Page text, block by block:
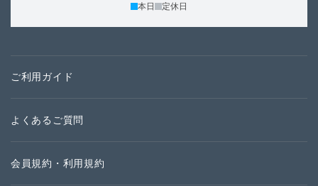
本日 定休日
ご利用ガイド
よくあるご質問
会員規約・利用規約